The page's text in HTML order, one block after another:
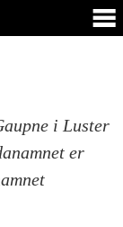
i Luster
er